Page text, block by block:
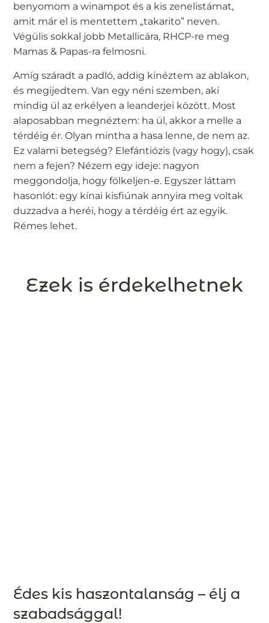
benyomom a winampot és a kis zenelistámat,
amit már el is mentettem „takarito” neven.
Végülis sokkal jobb Metallicára, RHCP-re meg
Mamas & Papas-ra felmosni.
Amíg száradt a padló, addig kinéztem az ablakon,
és megijedtem. Van egy néni szemben, aki
mindig ül az erkélyen a leanderjei között. Most
alaposabban megnéztem: ha ül, akkor a melle a
térdéig ér. Olyan mintha a hasa lenne, de nem az.
Ez valami betegség? Elefántiózis (vagy hogy), csak
nem a fejen? Nézem egy ideje: nagyon
meggondolja, hogy fölkeljen-e. Egyszer láttam
hasonlót: egy kínai kisfiúnak annyira meg voltak
duzzadva a heréi, hogy a térdéig ért az egyik.
Rémes lehet.
Ezek is érdekelhetnek
Édes kis haszontalanság – élj a
szabadsággal!